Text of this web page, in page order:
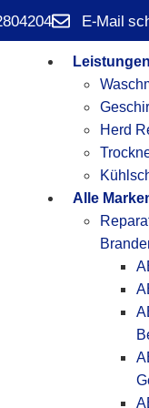
E-Mail
Leistungen
Herd
Alle